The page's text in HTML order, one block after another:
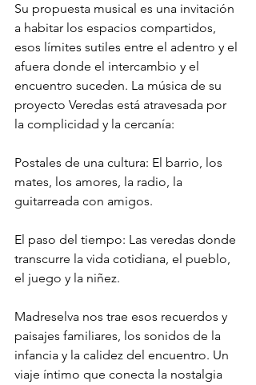
Su propuesta musical es una invitación
a habitar los espacios compartidos,
esos límites sutiles entre el adentro y el
afuera donde el intercambio y el
encuentro suceden. La música de su
proyecto Veredas está atravesada por
la complicidad y la cercanía:
Postales de una cultura: El barrio, los
mates, los amores, la radio, la
guitarreada con amigos.
El paso del tiempo: Las veredas donde
transcurre la vida cotidiana, el pueblo,
el juego y la niñez.
Madreselva nos trae esos recuerdos y
paisajes familiares, los sonidos de la
infancia y la calidez del encuentro. Un
viaje íntimo que conecta la nostalgia